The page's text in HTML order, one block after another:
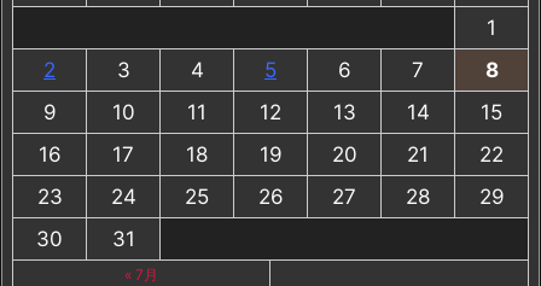
1
2
3 4 5 6 7
8
9
10 11 12 13 14
15
16
17 18 19 20 21
22
23
24 25 26 27 28
29
30
31
« 7月